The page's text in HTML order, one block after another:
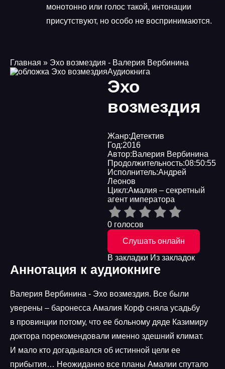
монотонно или голос такой, интонации
присутствуют, но особо не воспринимаются.
Главная » Эхо возмездия - Валерия Вербинина
Аудиокнига
Эхо
возмездия
Жанр:Детектив
Год:2016
Автор:Валерия Вербинина
Продолжительность:08:50:55
Исполнитель:Андрей
Леонов
Цикл:Амалия – секретный
агент императора
0 голосов
Слушать онлайн
В закладки Из закладок
Аннотация к аудиокниге
Валерия Вербинина - Эхо возмездия. Все были
уверены – баронесса Амалия Корф сняла усадьбу
в провинции потому, что ее больному дяде Казимиру
доктора порекомендовали именно здешний климат.
И мало кто догадывался об истинной цели ее
прибытия… Неожиданно все планы Амалии спутало